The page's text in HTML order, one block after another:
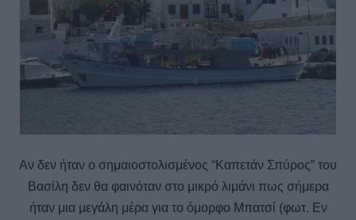
Αν δεν ήταν ο σημαιοστολισμένος “Καπετάν Σπύρος” του
Βασίλη δεν θα φαινόταν στο μικρό λιμάνι πως σήμερα
ήταν μια μεγάλη μέρα για το όμορφο Μπατσί (φωτ. Εν